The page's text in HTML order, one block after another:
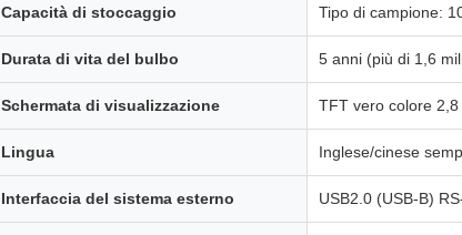
Capacità di stoccaggio Tipo di campione:
Durata di vita del bulbo 5 anni (più di 1,6
Schermata di visualizzazione TFT vero colore
Lingua Inglese/cinese
Interfaccia del sistema esterno USB2.0 (USB-B)